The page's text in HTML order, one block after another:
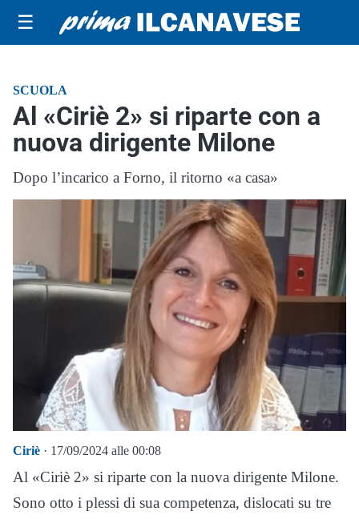
☰
SCUOLA
Al «Ciriè 2» si riparte con a
nuova dirigente Milone
Dopo l’incarico a Forno, il ritorno «a casa»
Ciriè · 17/09/2024 alle 00:08
Al «Ciriè 2» si riparte con la nuova dirigente Milone.
Sono otto i plessi di sua competenza, dislocati su tre